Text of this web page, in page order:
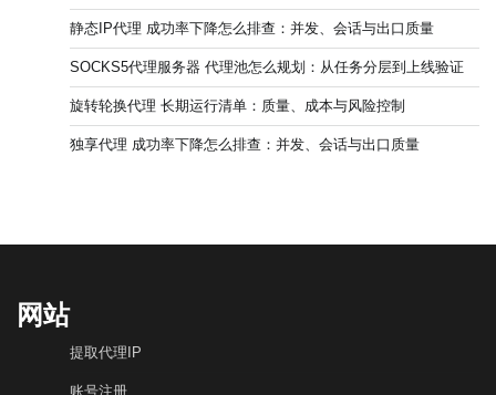
静态IP代理 成功率下降怎么排查：并发、会话与出口质量
SOCKS5代理服务器 代理池怎么规划：从任务分层到上线验证
旋转轮换代理 长期运行清单：质量、成本与风险控制
独享代理 成功率下降怎么排查：并发、会话与出口质量
网站
提取代理IP
账号注册